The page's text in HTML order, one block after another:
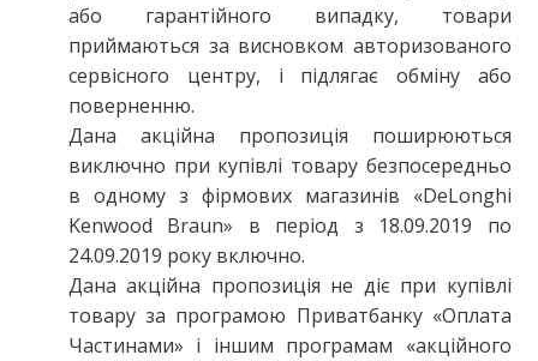
або гарантійного випадку, товари
приймаються за висновком авторизованого
сервісного центру, і підлягає обміну або
поверненню.
Дана акційна пропозиція поширюються
виключно при купівлі товару безпосередньо
в одному з фірмових магазинів «DeLonghi
Kenwood Braun» в період з 18.09.2019 по
24.09.2019 року включно.
Дана акційна пропозиція не діє при купівлі
товару за програмою Приватбанку «Оплата
Частинами» і іншим програмам «акційного